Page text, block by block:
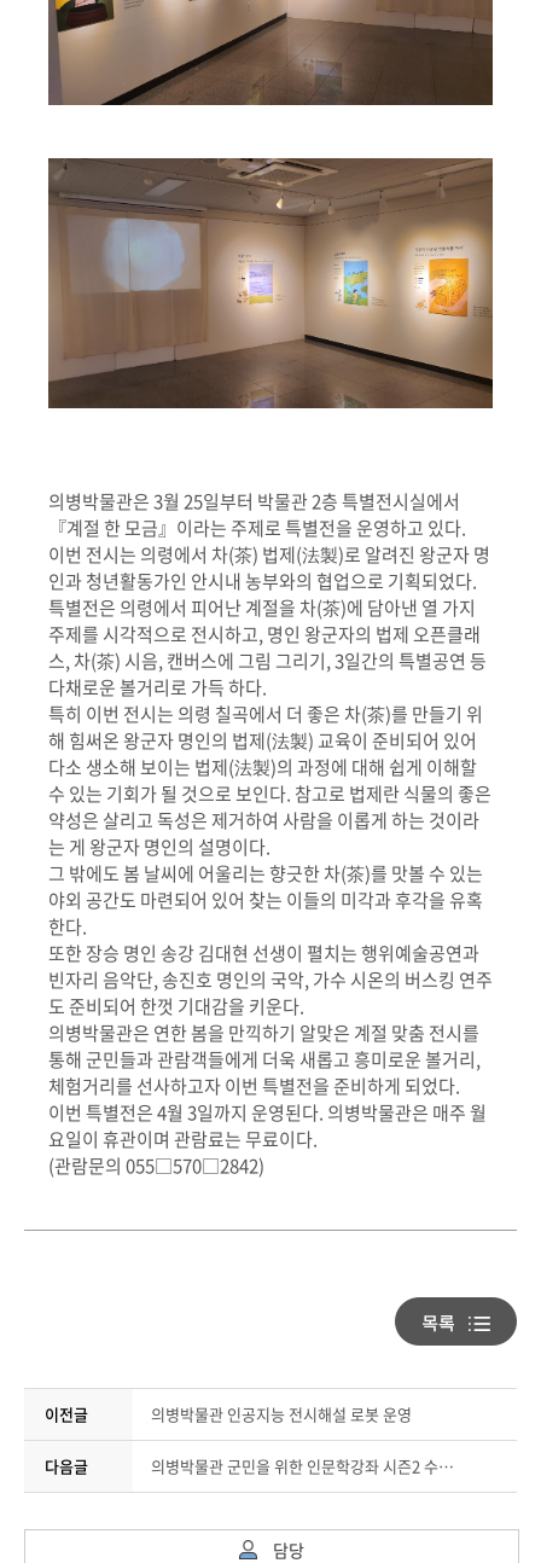
의병박물관은 3월 25일부터 박물관 2층 특별전시실에서
『계절 한 모금』이라는 주제로 특별전을 운영하고 있다.
이번 전시는 의령에서 차(茶) 법제(法製)로 알려진 왕군자 명
인과 청년활동가인 안시내 농부와의 협업으로 기획되었다.
특별전은 의령에서 피어난 계절을 차(茶)에 담아낸 열 가지
주제를 시각적으로 전시하고, 명인 왕군자의 법제 오픈클래
스, 차(茶) 시음, 캔버스에 그림 그리기, 3일간의 특별공연 등
다채로운 볼거리로 가득 하다.
특히 이번 전시는 의령 칠곡에서 더 좋은 차(茶)를 만들기 위
해 힘써온 왕군자 명인의 법제(法製) 교육이 준비되어 있어
다소 생소해 보이는 법제(法製)의 과정에 대해 쉽게 이해할
수 있는 기회가 될 것으로 보인다. 참고로 법제란 식물의 좋은
약성은 살리고 독성은 제거하여 사람을 이롭게 하는 것이라
는 게 왕군자 명인의 설명이다.
그 밖에도 봄 날씨에 어울리는 향긋한 차(茶)를 맛볼 수 있는
야외 공간도 마련되어 있어 찾는 이들의 미각과 후각을 유혹
한다.
또한 장승 명인 송강 김대현 선생이 펼치는 행위예술공연과
빈자리 음악단, 송진호 명인의 국악, 가수 시온의 버스킹 연주
도 준비되어 한껏 기대감을 키운다.
의병박물관은 연한 봄을 만끽하기 알맞은 계절 맞춤 전시를
통해 군민들과 관람객들에게 더욱 새롭고 흥미로운 볼거리,
체험거리를 선사하고자 이번 특별전을 준비하게 되었다.
이번 특별전은 4월 3일까지 운영된다. 의병박물관은 매주 월
요일이 휴관이며 관람료는 무료이다.
(관람문의 055□570□2842)
이전글 의병박물관 인공지능 전시해설 로봇 운영
다음글 의병박물관 군민을 위한 인문학강좌 시즌2 수강생 모집
담당